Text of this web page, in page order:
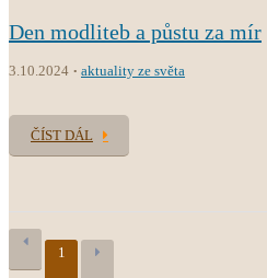
Den modliteb a půstu za mír
3.10.2024 aktuality ze světa
ČÍST DÁL
1